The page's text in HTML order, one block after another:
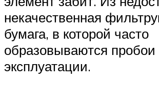
некачественная
бумага, в которой часто
образовываются
эксплуатации.